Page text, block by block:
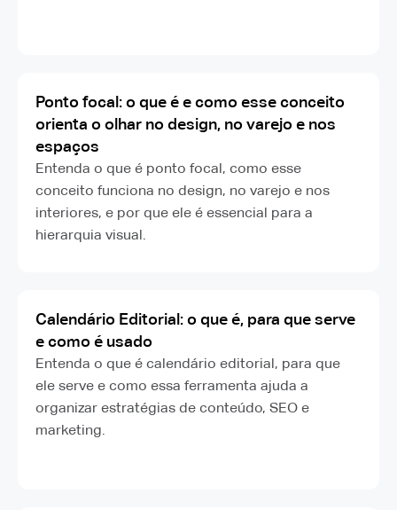
Ponto focal: o que é e como esse conceito
orienta o olhar no design, no varejo e nos
espaços
Entenda o que é ponto focal, como esse
conceito funciona no design, no varejo e nos
interiores, e por que ele é essencial para a
hierarquia visual.
Calendário Editorial: o que é, para que serve
e como é usado
Entenda o que é calendário editorial, para que
ele serve e como essa ferramenta ajuda a
organizar estratégias de conteúdo, SEO e
marketing.